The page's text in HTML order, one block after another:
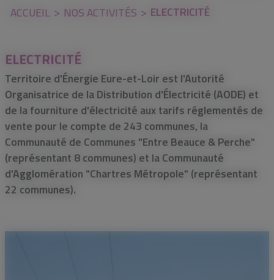
ACCUEIL NOS ACTIVITÉS ELECTRICITÉ
ELECTRICITÉ
Territoire d'Énergie Eure-et-Loir est l'Autorité
Organisatrice de la Distribution d'Électricité (AODE) et
de la fourniture d'électricité aux tarifs réglementés de
vente pour le compte de 243 communes, la
Communauté de Communes "Entre Beauce & Perche"
(représentant 8 communes) et la Communauté
d'Agglomération "Chartres Métropole" (représentant
22 communes).